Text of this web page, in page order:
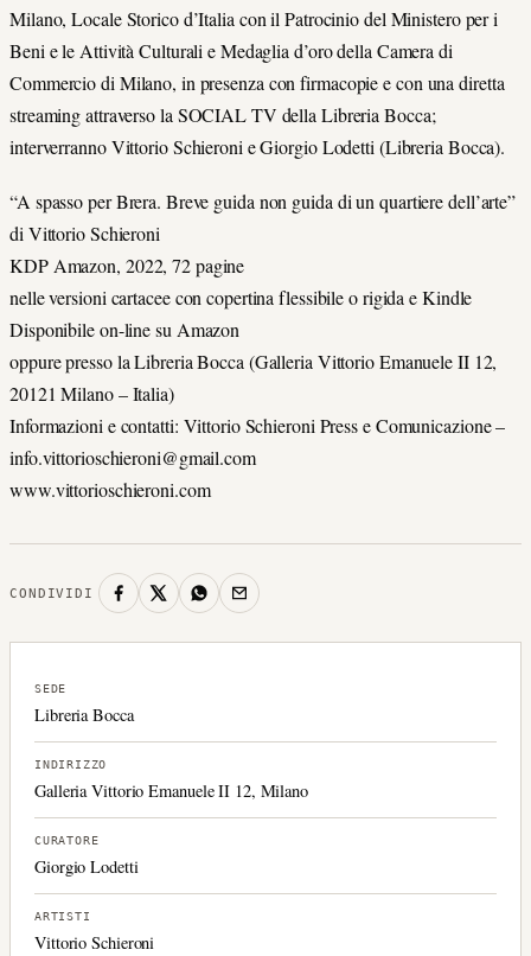
Milano, Locale Storico d’Italia con il Patrocinio del Ministero per i
Beni e le Attività Culturali e Medaglia d’oro della Camera di
Commercio di Milano, in presenza con firmacopie e con una diretta
streaming attraverso la SOCIAL TV della Libreria Bocca;
interverranno Vittorio Schieroni e Giorgio Lodetti (Libreria Bocca).
“A spasso per Brera. Breve guida non guida di un quartiere dell’arte”
di Vittorio Schieroni
KDP Amazon, 2022, 72 pagine
nelle versioni cartacee con copertina flessibile o rigida e Kindle
Disponibile on-line su Amazon
oppure presso la Libreria Bocca (Galleria Vittorio Emanuele II 12,
20121 Milano – Italia)
Informazioni e contatti: Vittorio Schieroni Press e Comunicazione –
info.vittorioschieroni@gmail.com
www.vittorioschieroni.com
CONDIVIDI
SEDE
Libreria Bocca
INDIRIZZO
Galleria Vittorio Emanuele II 12, Milano
CURATORE
Giorgio Lodetti
ARTISTI
Vittorio Schieroni